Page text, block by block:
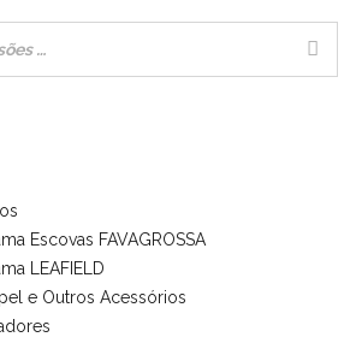
Escovas FAVAGROSSA
LEAFIELD
e Outros Acessórios